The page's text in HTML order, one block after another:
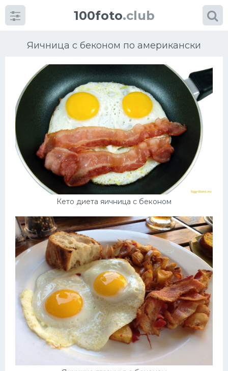
100foto.club
Яичница с беконом по американски
Кето диета яичница с беконом
Категориикартинок
Супы
Мясные блюда
Печенье
Выпечка
Десерт
Напитки
Дизайн комнаты